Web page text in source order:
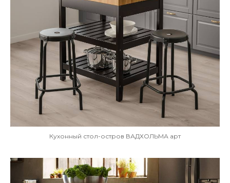
Кухонный стол-остров ВАДХОЛЬМА арт